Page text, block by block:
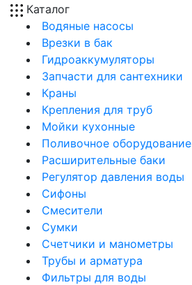
Каталог
Водяные насосы
Врезки в бак
Гидроаккумуляторы
Запчасти для сантехники
Краны
Крепления для труб
Мойки кухонные
Поливочное оборудование
Расширительные баки
Регулятор давления воды
Сифоны
Смесители
Сумки
Счетчики и манометры
Трубы и арматура
Фильтры для воды